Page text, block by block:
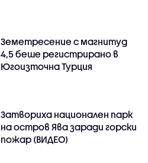
Земетресение с магнитуд
4,5 беше регистрирано в
Югоизточна Турция
Затвориха национален парк
на остров Ява заради горски
пожар (ВИДЕО)